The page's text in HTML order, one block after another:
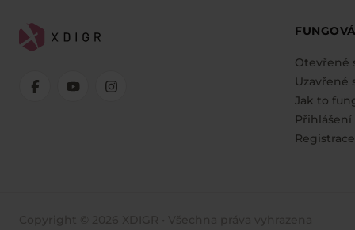
Otevřené
Uzavřené
Jak to
Přihlášení
Registrace